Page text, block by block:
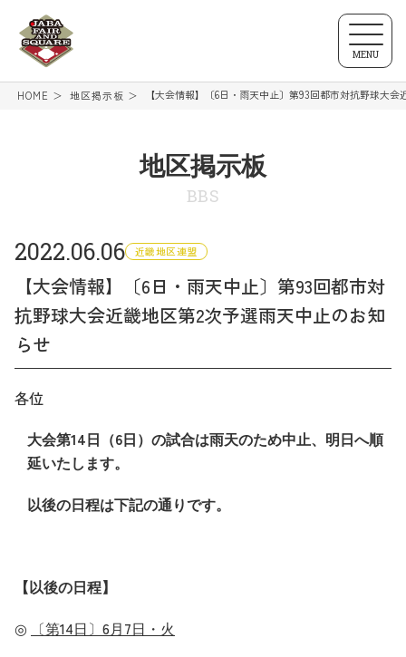
MENU
HOME 地区掲示板 【大会情報】〔6日・雨天中止〕第93回都市対抗野球大
地区掲示板
BBS
2022.06.06 近畿地区連盟
【大会情報】〔6日・雨天中止〕第93回都市対
抗野球大会近畿地区第2次予選雨天中止のお知
らせ
各位
大会第14 日（6 日）の試合は雨天のため中止、明日へ順
延いたします。
以後の日程は下記の通りです。
【以後の日程】
◎ 〔第14 日〕 6 月 7 日・火